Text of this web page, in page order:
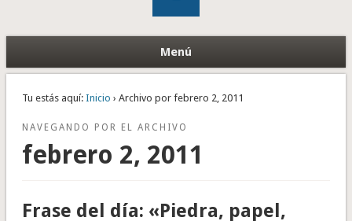
Menú
Tu estás aquí: Inicio › Archivo por febrero 2, 2011
NAVEGANDO POR EL ARCHIVO
febrero 2, 2011
Frase del día: «Piedra, papel,